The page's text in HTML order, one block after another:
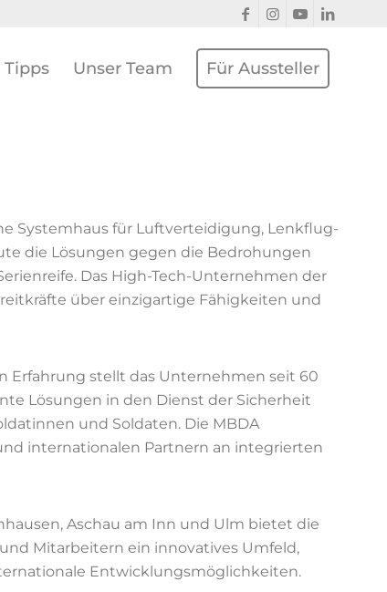
Tipps Unser Team Für Aussteller
System­­haus für Luft­ver­tei­digung, Lenk­flug­
die Lösungen gegen die Bedrohungen
Das High-Tech-Unternehmen der
über einzigartige Fähigkeiten und
Erfahrung stellt das Unternehmen seit 60
Lösungen in den Dienst der Sicherheit
und Soldaten. Die MBDA
internationalen Partnern an integrierten
Aschau am Inn und Ulm bietet die
Mitarbeitern ein innovatives Umfeld,
Entwicklungsmöglichkeiten.